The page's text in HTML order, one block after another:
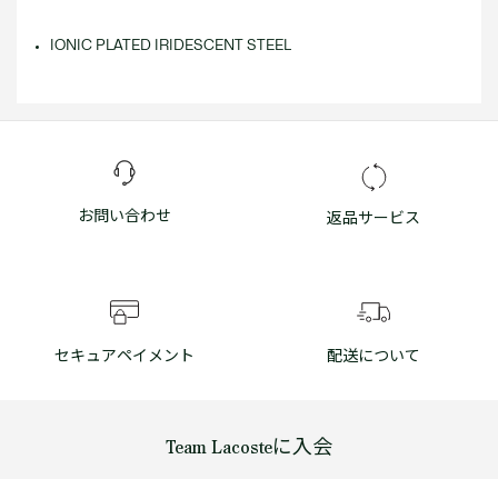
IONIC PLATED IRIDESCENT STEEL
お問い合わせ 返品サービス
セキュアペイメント 配送について
Team Lacosteに入会